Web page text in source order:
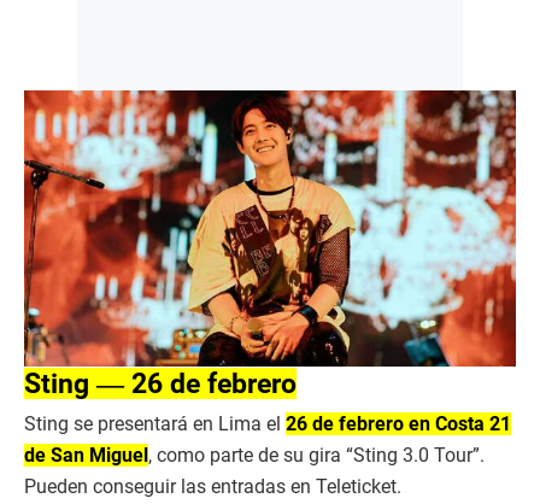
Sting ― 26 de febrero
Sting se presentará en Lima el 26 de febrero en Costa 21
de San Miguel, como parte de su gira “Sting 3.0 Tour”.
Pueden conseguir las entradas en Teleticket.